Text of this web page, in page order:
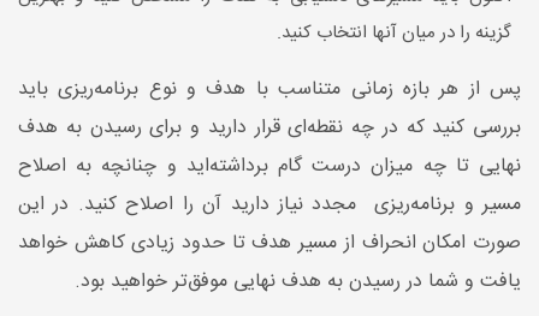
گزینه را در میان آنها انتخاب کنید.
پس از هر بازه زمانی متناسب با هدف و نوع برنامه‌ریزی باید
بررسی کنید که در چه نقطه‌ای قرار دارید و برای رسیدن به هدف
نهایی تا چه میزان درست گام برداشته‌اید و چنانچه به اصلاح
مسیر و برنامه‌ریزی مجدد نیاز دارید آن را اصلاح کنید. در این
صورت امکان انحراف از مسیر هدف تا حدود زیادی کاهش خواهد
یافت و شما در رسیدن به هدف نهایی موفق‌تر خواهید بود.